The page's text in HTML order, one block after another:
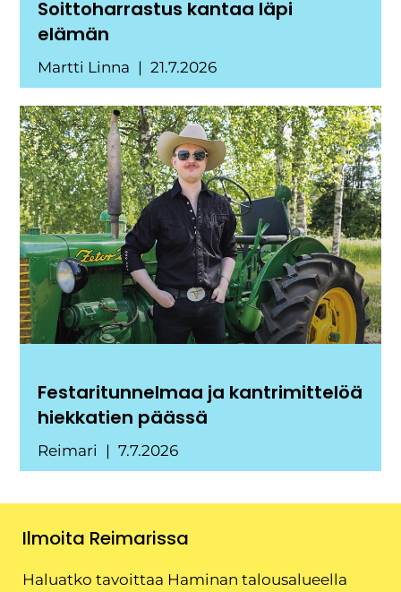
Soittoharrastus kantaa läpi
elämän
Martti Linna 21.7.2026
Festaritunnelmaa ja kantrimittelöä
hiekkatien päässä
Reimari 7.7.2026
Ilmoita Reimarissa
Haluatko tavoittaa Haminan talousalueella